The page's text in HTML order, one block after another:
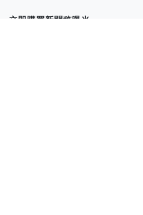
立即購買新聞稿曝光